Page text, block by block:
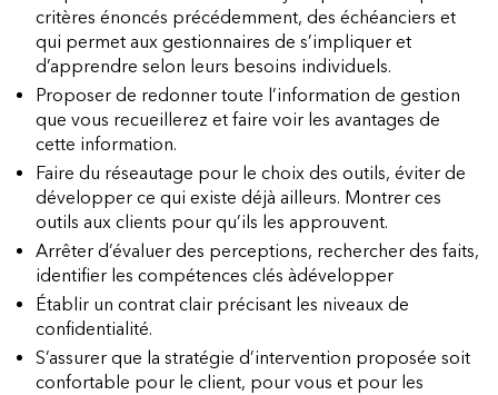
critères énoncés précédemment, des échéanciers et
qui permet aux gestionnaires de s’impliquer et
d’apprendre selon leurs besoins individuels.
Proposer de redonner toute l’information de gestion
que vous recueillerez et faire voir les avantages de
cette information.
Faire du réseautage pour le choix des outils, éviter de
développer ce qui existe déjà ailleurs. Montrer ces
outils aux clients pour qu’ils les approuvent.
Arrêter d’évaluer des perceptions, rechercher des faits,
identifier les compétences clés àdévelopper
Établir un contrat clair précisant les niveaux de
confidentialité.
S’assurer que la stratégie d’intervention proposée soit
confortable pour le client, pour vous et pour les